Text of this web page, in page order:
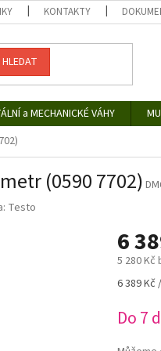
KONTAKTY
HLEDAT
a MECHANICKÉ VÁHY
(0590 7702)
Testo
6
5 280 Kč
Měrná
6 389 Kč
Do 7